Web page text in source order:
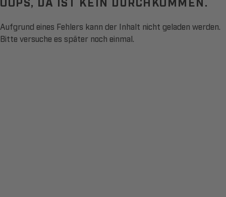
Aufgrund eines Fehlers kann der Inhalt nicht geladen werden.
Bitte versuche es später noch einmal.